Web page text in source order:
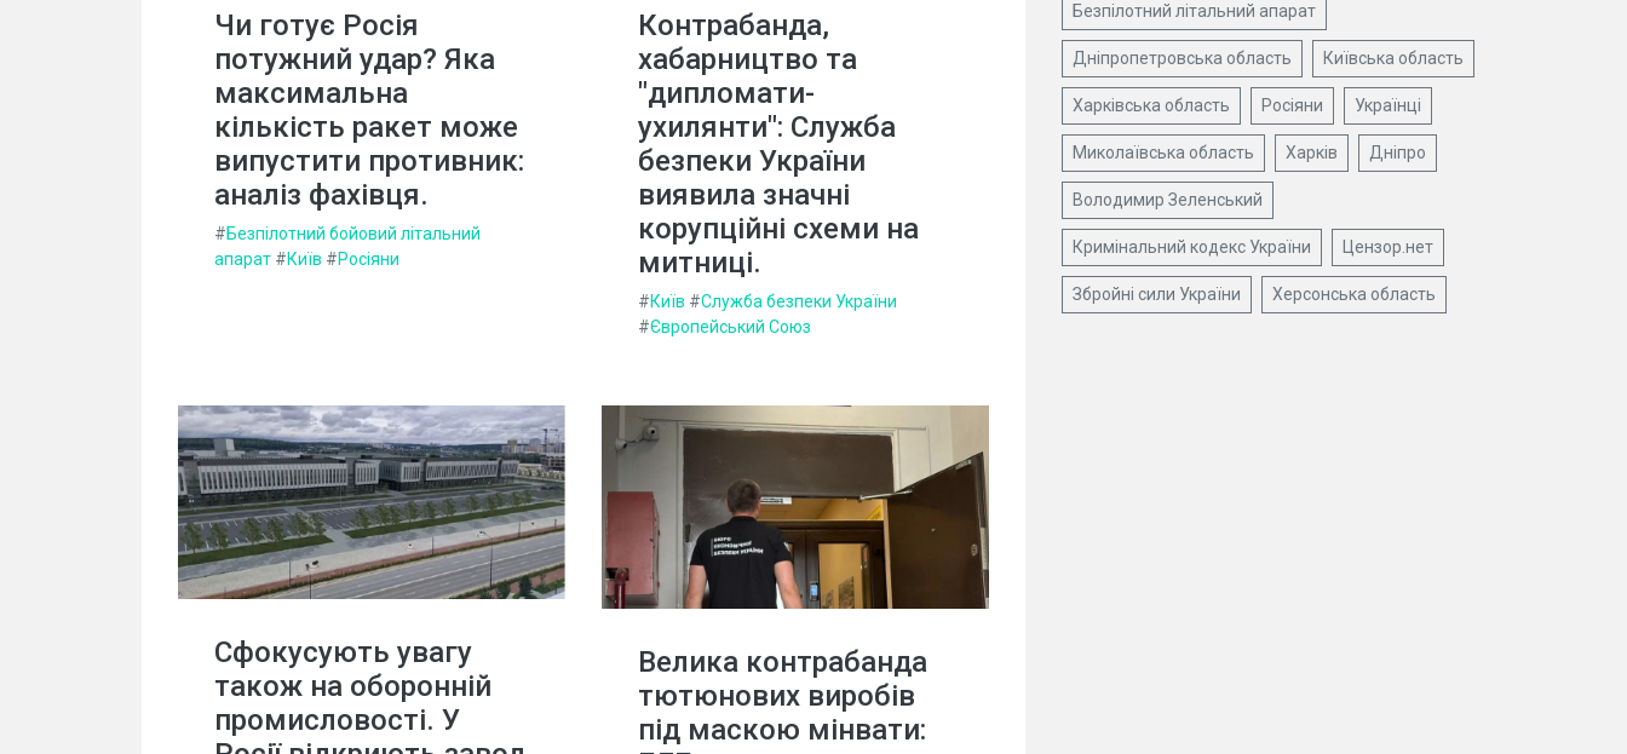
Чи готує Росія
потужний удар? Яка
максимальна
кількість ракет може
випустити противник:
аналіз фахівця.
#Безпілотний бойовий літальний
апарат #Київ #Росіяни
Контрабанда,
хабарництво та
"дипломати-
ухилянти": Служба
безпеки України
виявила значні
корупційні схеми на
митниці.
#Київ #Служба безпеки України
#Європейський Союз
Сфокусують увагу
також на оборонній
промисловості. У
Велика контрабанда
тютюнових виробів
під маскою мінвати:
Безпілотний літальний апарат
Дніпропетровська область Київська область
Харківська область Росіяни Українці
Миколаївська область Харків Дніпро
Володимир Зеленський
Кримінальний кодекс України Цензор.нет
Збройні сили України Херсонська область